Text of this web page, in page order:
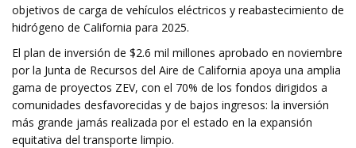
objetivos de carga de vehículos eléctricos y reabastecimiento de
hidrógeno de California para 2025.
El plan de inversión de $2.6 mil millones aprobado en noviembre
por la Junta de Recursos del Aire de California apoya una amplia
gama de proyectos ZEV, con el 70% de los fondos dirigidos a
comunidades desfavorecidas y de bajos ingresos: la inversión
más grande jamás realizada por el estado en la expansión
equitativa del transporte limpio.